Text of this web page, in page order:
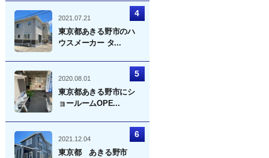
2021.07.21
東京都あきる野市のハ
ウスメーカー タ...
2020.08.01
東京都あきる野市にシ
ョールームOPE...
2021.12.04
東京都 あきる野市